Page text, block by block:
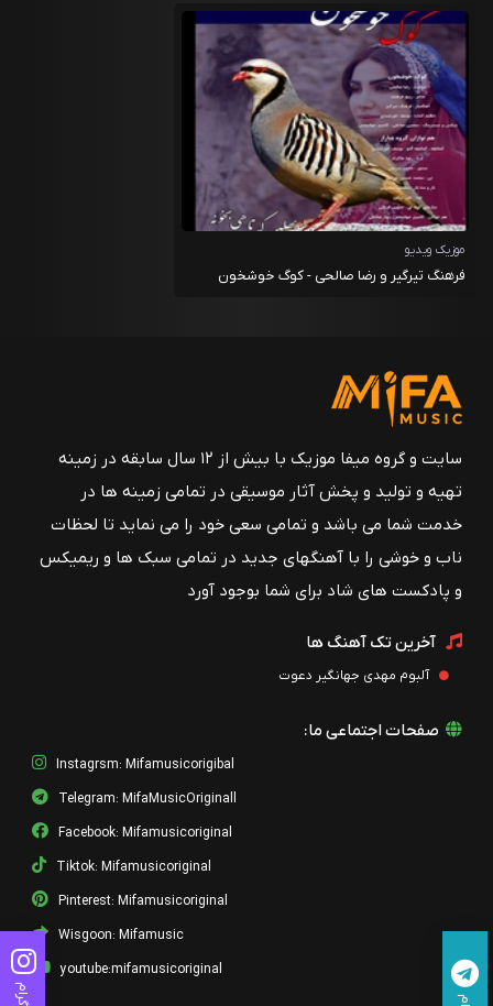
موزیک ویدیو
فرهنگ تیرگیر و رضا صالحی - کوگ خوشخون
سایت و گروه میفا موزیک با بیش از ۱۲ سال سابقه در زمینه
تهیه و تولید و پخش آثار موسیقی در تمامی زمینه ها در
خدمت شما می باشد و تمامی سعی خود را می نماید تا لحظات
ناب و خوشی را با آهنگهای جدید در تمامی سبک ها و ریمیکس
و پادکست های شاد برای شما بوجود آورد
آخرین تک آهنگ ها
آلبوم مهدی جهانگیر دعوت
صفحات اجتماعی ما:
Instagrsm: Mifamusicorigibal
Telegram: MifaMusicOriginall
Facebook: Mifamusicoriginal
Tiktok: Mifamusicoriginal
Pinterest: Mifamusicoriginal
Wisgoon: Mifamusic
youtube:mifamusicoriginal